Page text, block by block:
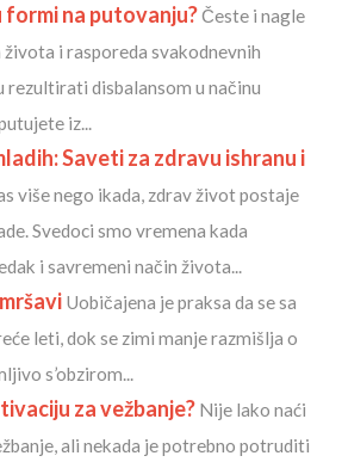
na putovanju?Česte i nagle
i rasporeda svakodnevnih
disbalansom u načinu
iz...
Saveti za zdravu ishranu i
više nego ikada, zdrav život postaje
Svedoci smo vremena kada
i savremeni način života...
Uobičajena je praksa da se sa
leti, dok se zimi manje razmišlja o
s’obzirom...
za vežbanje? Nije lako naći
ali nekada je potrebno potruditi